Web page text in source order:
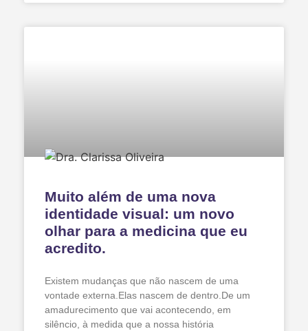
Muito além de uma nova
identidade visual: um novo
olhar para a medicina que eu
acredito.
Existem mudanças que não nascem de uma
vontade externa.Elas nascem de dentro.De um
amadurecimento que vai acontecendo, em
silêncio, à medida que a nossa história